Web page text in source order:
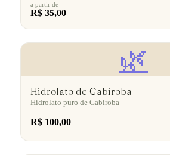
a partir de
R$ 35,00
🌿
Hidrolato de Gabiroba
Hidrolato puro de Gabiroba
R$ 100,00